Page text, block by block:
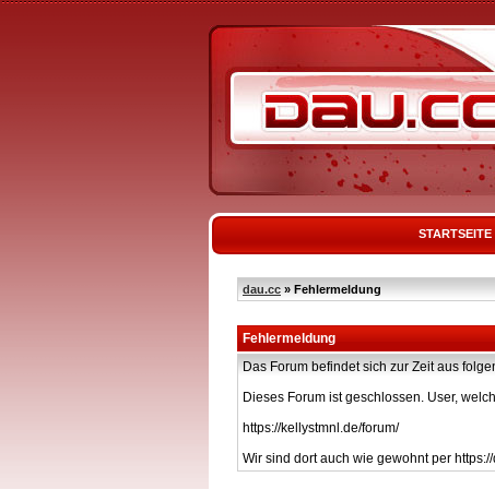
STARTSEITE
dau.cc » Fehlermeldung
Fehlermeldung
Das Forum befindet sich zur Zeit aus
Dieses Forum ist geschlossen. User,
https://kellystmnl.de/forum/
Wir sind dort auch wie gewohnt per